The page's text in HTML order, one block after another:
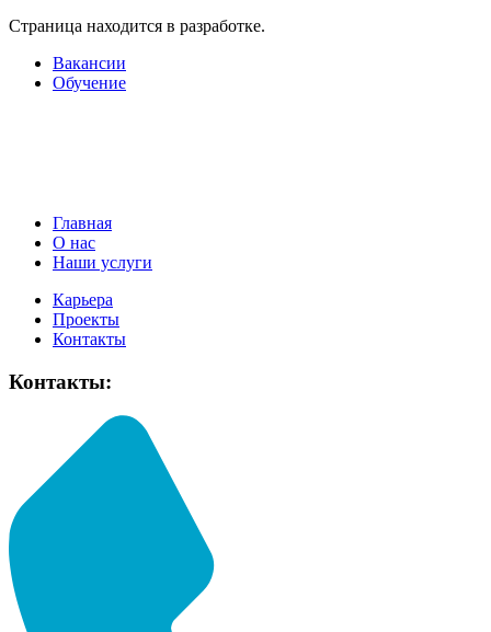
Страница находится в разработке.
Вакансии
Обучение
Главная
О нас
Наши услуги
Карьера
Проекты
Контакты
Контакты: